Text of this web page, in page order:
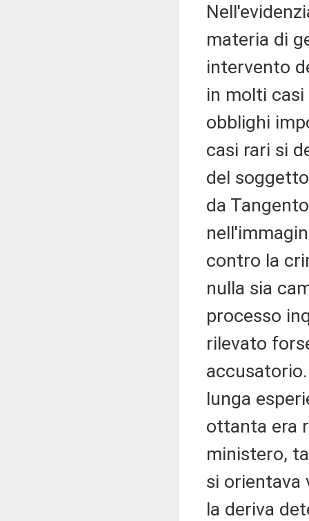
materia di
intervento
in molti
obblighi
casi rari si
del
da
contro la
nulla sia
processo
rilevato
lunga
ottanta era
ministero,
si orientava
la deriva